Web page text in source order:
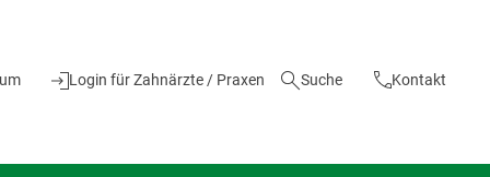
Login für Zahnärzte / Praxen Suche Kontakt